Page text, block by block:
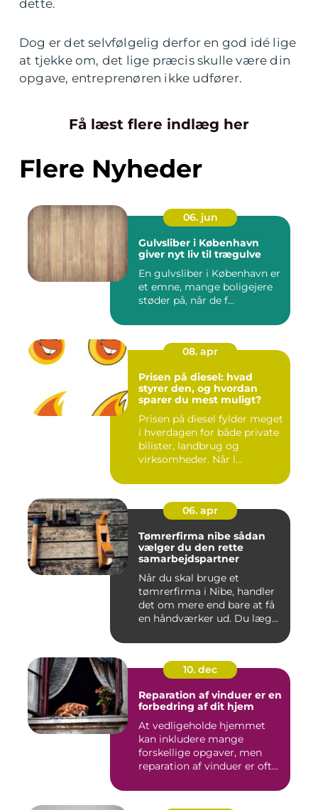
dette.
Dog er det selvfølgelig derfor en god idé lige
at tjekke om, det lige præcis skulle være din
opgave, entreprenøren ikke udfører.
Få læst flere indlæg her
Flere Nyheder
06. jun
Gulvsliber i København
giver nyt liv til trægulve
En gulvsliber i København er
et emne, mange boligejere
støder på, når de f...
08. apr
Prisen på diesel: hvad
styrer den, og hvordan
sparer du mest muligt?
Prisen på diesel fylder meget
i hverdagen for både private
bilister, landbrug og
virksomheder. Når l...
06. apr
Tømrerfirma nibe sådan
vælger du den rette
samarbejdspartner
Når du skal bruge et
tømrerfirma i Nibe, handler
det om mere end bare at få
en håndværker ud. Du læg...
10. dec
Reparation af vinduer er en
forbedring af dit hjem
At vedligeholde hjemmet
kan inkludere mange
forskellige opgaver, men
reparation af vinduer er ofte